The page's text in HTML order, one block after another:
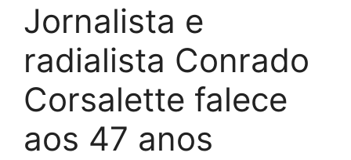
Jornalista e
radialista Conrado
Corsalette falece
aos 47 anos